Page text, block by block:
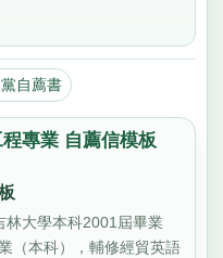
黨自薦書
專業 自薦信模板
林大學本科2001屆畢業
（本科），輔修經貿英語